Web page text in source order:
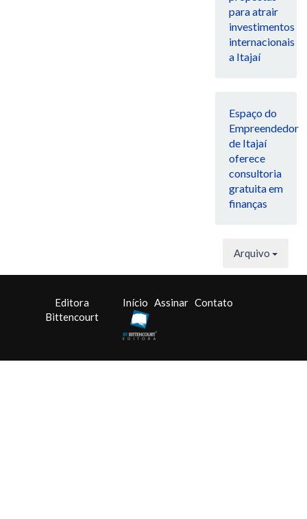
para atrair
investimentos
internacionais
a Itajaí
Espaço do
Empreendedor
de Itajaí
oferece
consultoria
gratuita em
finanças
Arquivo
Editora
Bittencourt
Início Assinar Contato